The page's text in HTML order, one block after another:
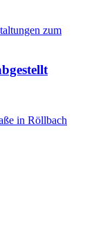
zum
in Röllbach